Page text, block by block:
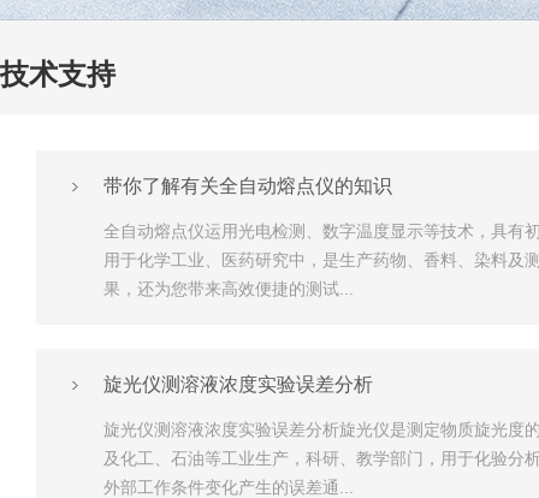
技术支持
带你了解有关全自动熔点仪的知识
全自动熔点仪运用光电检测、数字温度显示等技术，具有
用于化学工业、医药研究中，是生产药物、香料、染料
果，还为您带来高效便捷的测试...
旋光仪测溶液浓度实验误差分析
旋光仪测溶液浓度实验误差分析旋光仪是测定物质旋光度
及化工、石油等工业生产，科研、教学部门，用于化验
外部工作条件变化产生的误差通...